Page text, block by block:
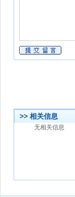
>> 相关信息
无相关信息